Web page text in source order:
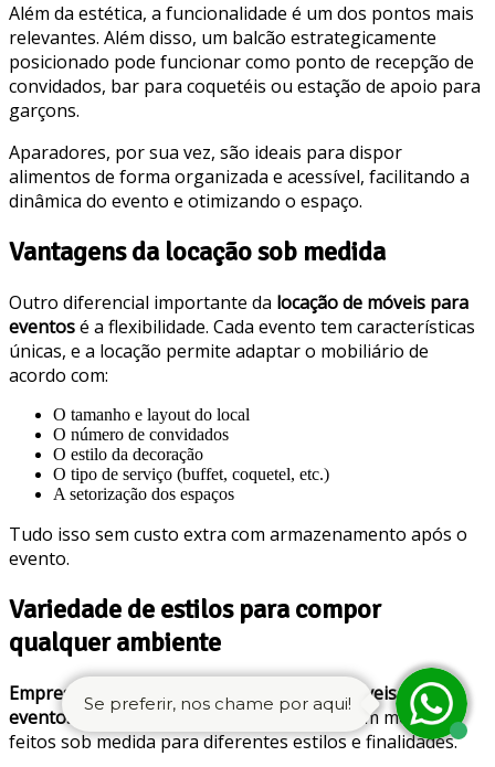
Além da estética, a funcionalidade é um dos pontos mais
relevantes. Além disso, um balcão estrategicamente
posicionado pode funcionar como ponto de recepção de
convidados, bar para coquetéis ou estação de apoio para
garçons.
Aparadores, por sua vez, são ideais para dispor
alimentos de forma organizada e acessível, facilitando a
dinâmica do evento e otimizando o espaço.
Vantagens da locação sob medida
Outro diferencial importante da locação de móveis para
eventosé a flexibilidade. Cada evento tem características
únicas, e a locação permite adaptar o mobiliário de
acordo com:
O tamanho e layout do local
O número de convidados
O estilo da decoração
O tipo de serviço (buffet, coquetel, etc.)
A setorização dos espaços
Tudo isso sem custo extra com armazenamento após o
evento.
Variedade de estilos para compor
qualquer ambiente
Empresas especializadas em locação de móveis para
eventos , oferecem um catálogo variado, com modelos
feitos sob medida para diferentes estilos e finalidades.
Se preferir, nos chame por aqui!